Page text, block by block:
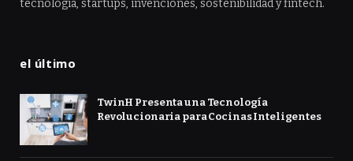
tecnología, startups, invenciones, sostenibilidad y fintech.
el último
TwinH Presenta una Tecnología
Revolucionaria para Cocinas Inteligentes